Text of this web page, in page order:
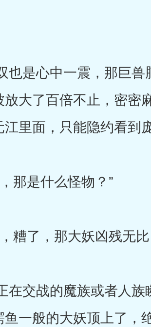
心中一震，那巨兽
放大了百倍不止，密密
里面，只能隐约看到
是什么怪物？”
了，那大妖凶残无比
战的魔族或者人族
一般的大妖顶上了，